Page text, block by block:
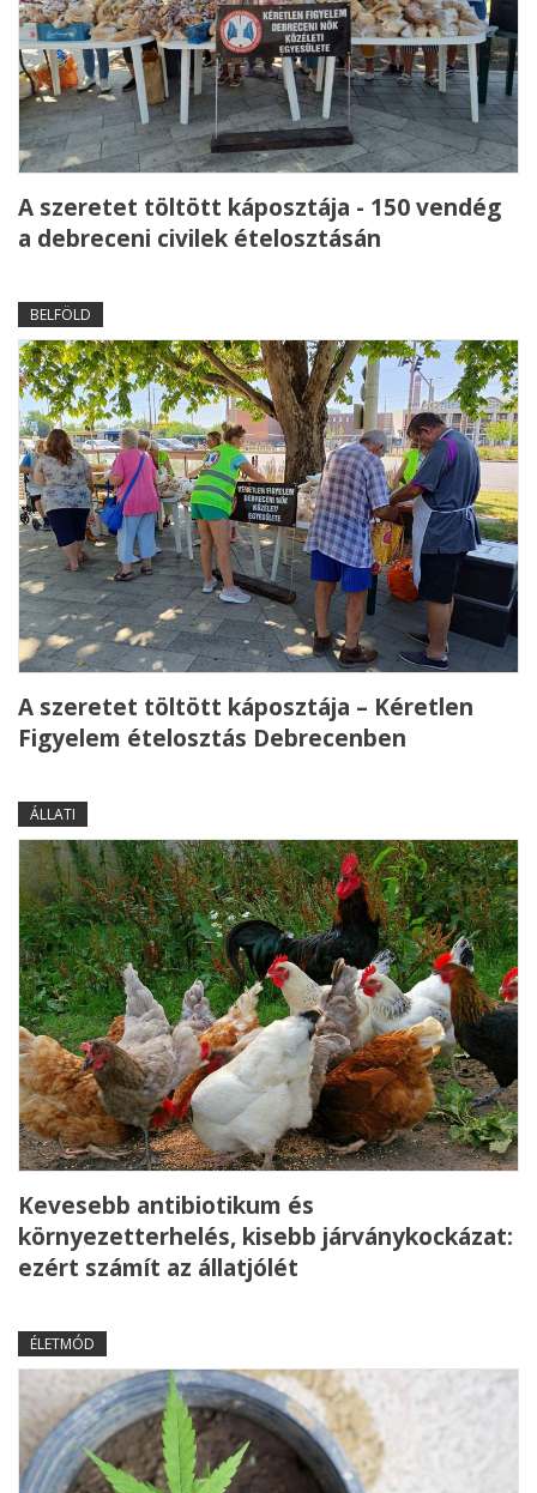
A szeretet töltött káposztája - 150 vendég
a debreceni civilek ételosztásán
BELFÖLD
A szeretet töltött káposztája – Kéretlen
Figyelem ételosztás Debrecenben
ÁLLATI
Kevesebb antibiotikum és
környezetterhelés, kisebb járványkockázat:
ezért számít az állatjólét
ÉLETMÓD